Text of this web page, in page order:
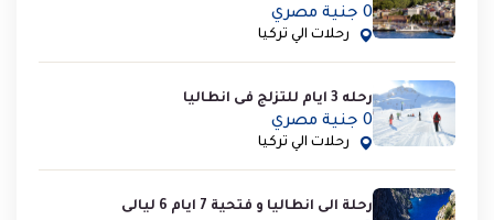
0 جنية مصري
رحلات الي تركيا
رحله 3 ايام للتزلج فى انطاليا
0 جنية مصري
رحلات الي تركيا
رحلة الى انطاليا و فتحية 7 ايام 6 ليالى